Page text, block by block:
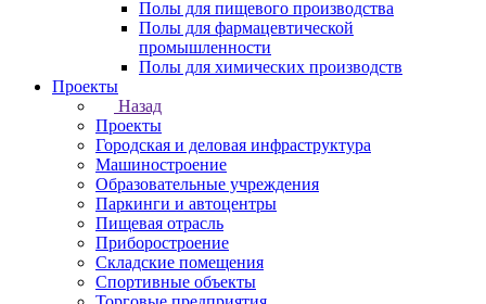
Полы для пищевого производства
Полы для фармацевтической
промышленности
Полы для химических производств
Проекты
Назад
Проекты
Городская и деловая инфраструктура
Машиностроение
Образовательные учреждения
Паркинги и автоцентры
Пищевая отрасль
Приборостроение
Складские помещения
Спортивные объекты